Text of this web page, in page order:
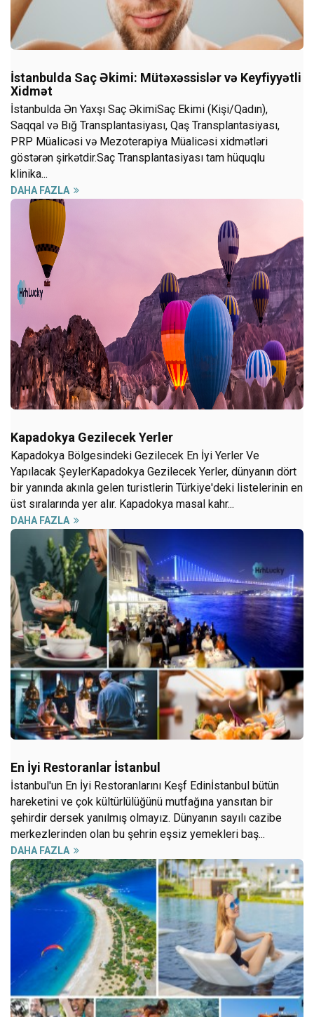
İstanbulda Saç Əkimi: Mütəxəssislər və Keyfiyyətli
Xidmət
İstanbulda Ən Yaxşı Saç ƏkimiSaç Ekimi (Kişi/Qadın),
Saqqal və Bığ Transplantasiyası, Qaş Transplantasiyası,
PRP Müalicəsi və Mezoterapiya Müalicəsi xidmətləri
göstərən şirkətdir.Saç Transplantasiyası tam hüquqlu
klinika...
DAHA FAZLA
Kapadokya Gezilecek Yerler
Kapadokya Bölgesindeki Gezilecek En İyi Yerler Ve
Yapılacak ŞeylerKapadokya Gezilecek Yerler, dünyanın dört
bir yanında akınla gelen turistlerin Türkiye'deki listelerinin en
üst sıralarında yer alır. Kapadokya masal kahr...
DAHA FAZLA
En İyi Restoranlar İstanbul
İstanbul'un En İyi Restoranlarını Keşf Edinİstanbul bütün
hareketini ve çok kültürlülüğünü mutfağına yansıtan bir
şehirdir dersek yanılmış olmayız. Dünyanın sayılı cazibe
merkezlerinden olan bu şehrin eşsiz yemekleri baş...
DAHA FAZLA